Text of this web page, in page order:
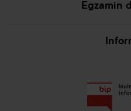
Egzamin